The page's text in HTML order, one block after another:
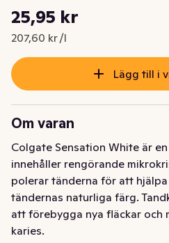
Nuvarande pris är: 25,95 kr
25,95 kr
207,60 kr /l
Styckpris: 207,60 kr /l
Lägg till i
Om varan
Colgate Sensation White är
innehåller rengörande
polerar tänderna för att
tändernas naturliga färg.
att förebygga nya fläckar och
karies.